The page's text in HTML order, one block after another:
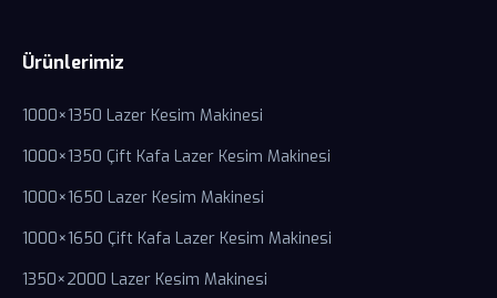
Ürünlerimiz
1000×1350 Lazer Kesim Makinesi
1000×1350 Çift Kafa Lazer Kesim Makinesi
1000×1650 Lazer Kesim Makinesi
1000×1650 Çift Kafa Lazer Kesim Makinesi
1350×2000 Lazer Kesim Makinesi